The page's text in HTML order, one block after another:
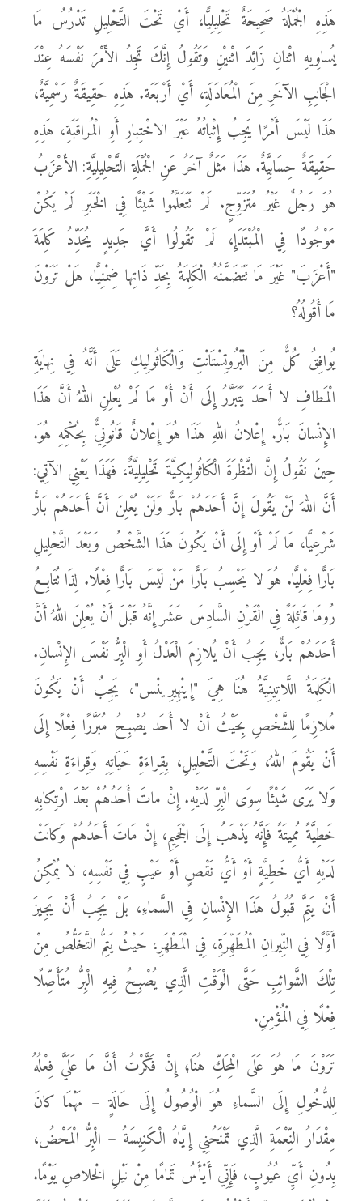
هَذِهِ الْجُمْلَةُ صَحِيحَةٌ تَحْلِيلِيًّا، أَيْ تَحْتَ التَّحْلِيلِ تَدْرُسُ مَا
يُساوِيهِ اثْنانِ زَائِدَ اثْنيْنِ وَتَقُولُ إِنَّكَ تَجِدُ الأَمْرَ نَفْسَهُ عِنْدَ
الْجَانِبِ الآخَرِ مِنَ الْمُعَادَلَةِ، أَيْ أَرْبَعَة. هَذِهِ حَقِيقَةٌ رَسْمِيَّةٌ،
هَذَا لَيْسَ أَمْرًا يَجِبُ إِثْباتُهُ عَبْرَ الاخْتِبارِ أَوِ الْمُراقَبَةِ، هَذِهِ
حَقِيقَةٌ حِسَابِيَّةٌ. هَذَا مَثَلٌ آخَرُ عَنِ الْجُمْلَةِ التَّحْلِيلِيَّةِ: الأَعْزَبُ
هُوَ رَجُلٌ غَيْرُ مُتَزَوِّجٍ. لَمْ تَتَعَلَّمُوا شَيْئًا فِي الْخَبَرِ لَمْ يَكُنْ
مَوْجُودًا فِي الْمُبْتَدَإِ، لَمْ تَقُولُوا أَيَّ جَدِيدٍ يُحَدِّدُ كَلِمَةَ
"أَعْزَبَ" غَيْرَ مَا تَتَضَمَّنُهُ الْكَلِمَةُ بِحَدِّ ذَاتِها ضِمْنِيًّا، هَلْ تَرَوْنَ
مَا أَقُولُهُ؟
يُوافِقُ كُلٌّ مِنَ الْبْرُوتِسْتَانْتِ وَالْكَاثُولِيكِ عَلَى أَنَّهُ فِي نِهايَةِ
الْمَطافِ لا أَحَدَ يَتَبَرَّرُ إِلَى أَنْ أَوْ مَا لَمْ يُعْلِنِ اللهُ أَنَّ هَذَا
الإِنْسانَ بَارٌّ. إِعْلانُ اللهِ هَذَا هُوَ إِعْلانٌ قَانُونِيٌّ بِحُكْمِهِ هُوَ.
حِينَ نَقُولُ إِنَّ النَّظْرَةَ الْكَاثُولِيكِيَّةَ تَحْلِيلِيَّةٌ، فَهَذَا يَعْنِي الآتِي:
أَنَّ اللهَ لَنْ يَقُولَ إِنَّ أَحَدَهُمْ بَارٌّ وَلَنْ يُعْلِنَ أَنَّ أَحَدَهُمْ بَارٌّ
شَرْعِيًّا، مَا لَمْ أَوْ إِلَى أَنْ يَكُونَ هَذَا الشَّخْصُ وَبَعْدَ التَّحْلِيلِ
بَارًّا فِعْلِيًّا. هُوَ لا يَحْسِبُ بَارًّا مَنْ لَيْسَ بَارًّا فِعْلًا. لِذَا تُتَابِعُ
رُومَا قَائِلَةً فِي الْقَرْنِ السَّادِسَ عَشَر إِنَّهُ قَبْلَ أَنْ يُعْلِنَ اللهُ أَنَّ
أَحَدَهُمْ بَارٌّ، يَجِبُ أَنْ يُلازِمَ الْعَدْلُ أَوِ الْبِرُّ نَفْسَ الإِنْسانِ.
الْكَلِمَةُ اللَّاتِينِيَّةُ هُنَا هِيَ "إِينْهِيرِينْس"، يَجِبُ أَنْ يَكُونَ
مُلازِمًا لِلشَّخْصِ بِحَيْثُ أَنْ لا أَحَد يُصْبِحُ مُبَرَّرًا فِعْلًا إِلَى
أَنْ يَقُومَ اللهُ، وَتَحْتَ التَّحْلِيلِ، بِقِراءَةِ حَيَاتِهِ وَقِراءَةِ نَفْسِهِ
وَلا يَرَى شَيْئًا سِوَى الْبِرِّ لَدَيْهِ. إِنْ ماتَ أَحَدُهُمْ بَعْدَ ارْتِكابِهِ
خَطِيَّةً مُمِيتَةً فَإِنَّهُ يَذْهَبُ إِلَى الْجَحِيمِ، إِنْ مَاتَ أَحَدُهُمْ وَكانَتْ
لَدَيْهِ أَيُّ خَطِيَّةٍ أَوْ أَيُّ نَقْصٍ أَوْ عَيْبٍ فِي نَفْسِهِ، لا يُمْكِنُ
أَنْ يَتِمَّ قُبُولُ هَذَا الإِنْسانِ فِي السَّماءِ، بَلْ يَجِبُ أَنْ يَجِيزَ
أَوَّلًا فِي النِّيرانِ الْمُطَهِّرَةِ، فِي الْمَطْهَرِ، حَيْثُ يَتِمُّ التَّخَلُّصُ مِنْ
تِلْكَ الشَّوائِبِ حَتَّى الْوَقْتِ الَّذِي يُصْبِحُ فِيهِ الْبِرُّ مُتَأَصِّلًا
فِعْلًا فِي الْمُؤْمِنِ.
تَرَوْنَ مَا هُوَ عَلَى الْمِحَكِّ هُنَا؛ إِنْ فَكَّرْتُ أَنَّ مَا عَلَيَّ فِعْلُهُ
لِلدُّخُولِ إِلَى السَّماءِ هُوَ الْوُصُولُ إِلَى حَالَةٍ – مَهْمَا كانَ
مِقْدَارُ النِّعْمَةِ الَّذِي تَمْنَحُنِي إِيَّاهُ الْكَنِيسَةُ – الْبِرُّ الْمَحْضُ،
بِدُونِ أَيِّ عُيُوبٍ، فَإِنِّي أَيْأَسُ تَمامًا مِنْ نَيْلِ الْخلاصِ يَوْمًا.